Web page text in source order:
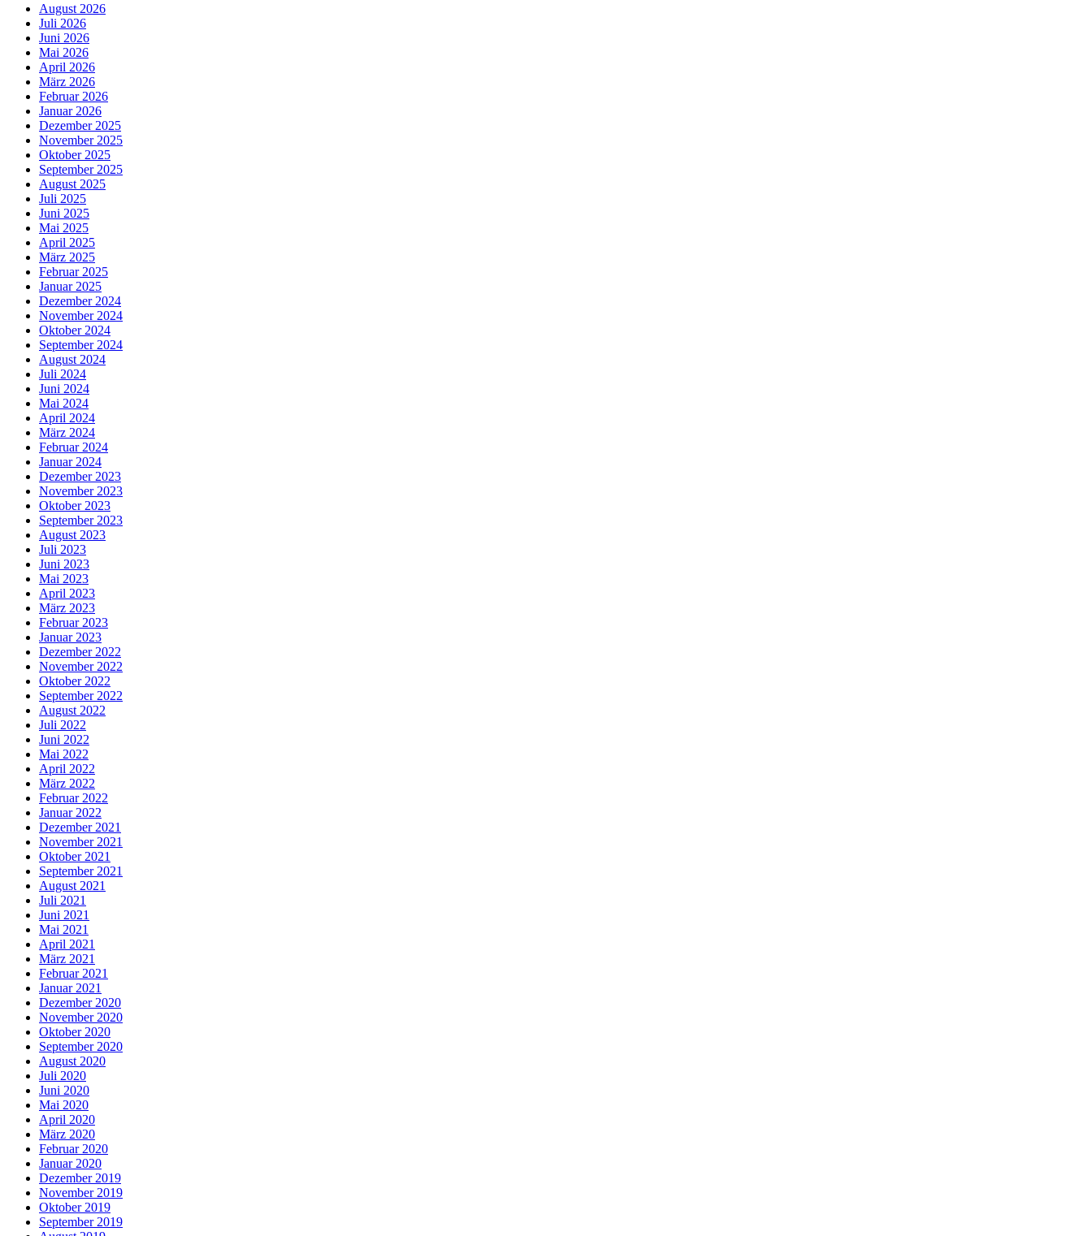
August 2026
Juli 2026
Juni 2026
Mai 2026
April 2026
März 2026
Februar 2026
Januar 2026
Dezember 2025
November 2025
Oktober 2025
September 2025
August 2025
Juli 2025
Juni 2025
Mai 2025
April 2025
März 2025
Februar 2025
Januar 2025
Dezember 2024
November 2024
Oktober 2024
September 2024
August 2024
Juli 2024
Juni 2024
Mai 2024
April 2024
März 2024
Februar 2024
Januar 2024
Dezember 2023
November 2023
Oktober 2023
September 2023
August 2023
Juli 2023
Juni 2023
Mai 2023
April 2023
März 2023
Februar 2023
Januar 2023
Dezember 2022
November 2022
Oktober 2022
September 2022
August 2022
Juli 2022
Juni 2022
Mai 2022
April 2022
März 2022
Februar 2022
Januar 2022
Dezember 2021
November 2021
Oktober 2021
September 2021
August 2021
Juli 2021
Juni 2021
Mai 2021
April 2021
März 2021
Februar 2021
Januar 2021
Dezember 2020
November 2020
Oktober 2020
September 2020
August 2020
Juli 2020
Juni 2020
Mai 2020
April 2020
März 2020
Februar 2020
Januar 2020
Dezember 2019
November 2019
Oktober 2019
September 2019